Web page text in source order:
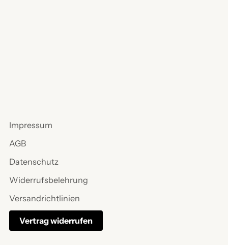
Impressum
AGB
Datenschutz
Widerrufsbelehrung
Versandrichtlinien
Vertrag widerrufen